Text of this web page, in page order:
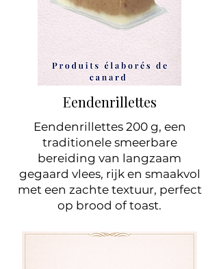
Eendenrillettes
Eendenrillettes 200 g, een
traditionele smeerbare
bereiding van langzaam
gegaard vlees, rijk en smaakvol
met een zachte textuur, perfect
op brood of toast.